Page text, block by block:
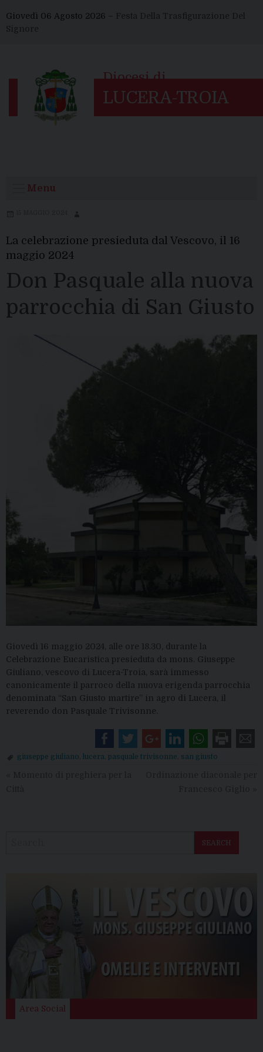
to
content
Giovedì 06 Agosto 2026 – Festa Della Trasfigurazione Del
Signore
Menu
La celebrazione presieduta dal Vescovo, il 16
maggio 2024
Don Pasquale alla nuova
parrocchia di San Giusto
Giovedì 16 maggio 2024, alle ore 18.30, durante la
Celebrazione Eucaristica presieduta da mons. Giuseppe
Giuliano, vescovo di Lucera-Troia, sarà immesso
canonicamente il parroco della nuova erigenda parrocchia
denominata “San Giusto martire” in agro di Lucera, il
reverendo don Pasquale Trivisonne.
giuseppe giuliano lucera pasquale trivisonne san giusto
SEARCH
Area Social